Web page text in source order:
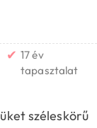
✔ 17 év
tapasztalat
széleskörű